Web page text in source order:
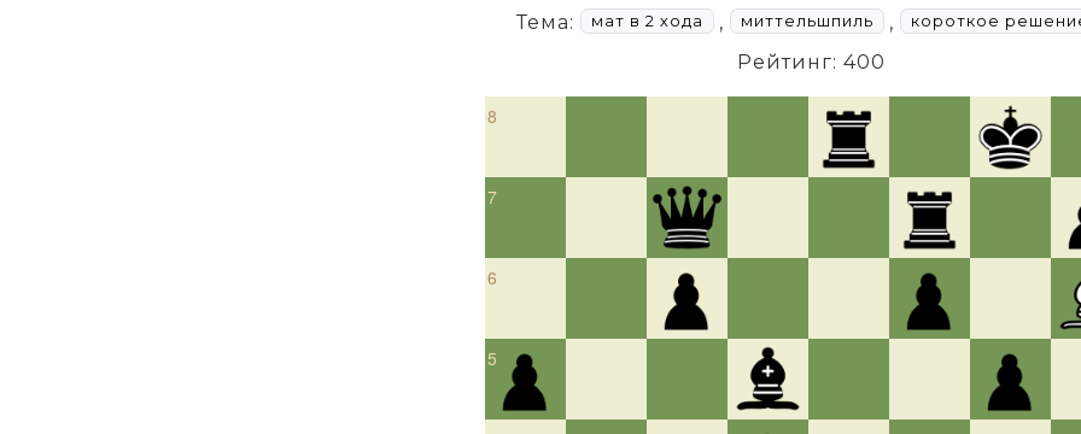
Тема: мат в 2 хода , миттельшпиль , короткое
Рейтинг: 400
8
7
6
5